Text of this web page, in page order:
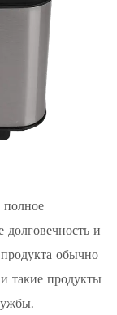
и
обычно
такие продукты